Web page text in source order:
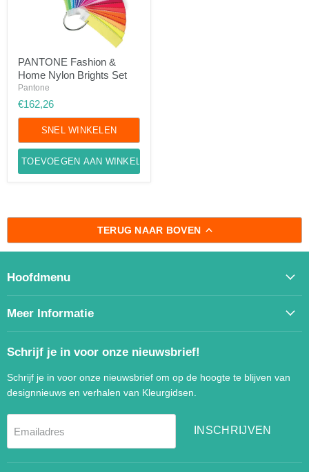
Fashion
&
Home
Brights
Set
PANTONE Fashion &
Home Nylon Brights Set
Pantone
€162,26
SNEL WINKELEN
TOEVOEGEN AAN WINKELWAGEN
TERUG NAAR BOVEN
Hoofdmenu
Meer Informatie
Schrijf je in voor onze nieuwsbrief!
Schrijf je in voor onze nieuwsbrief om op de hoogte te blijven van
designnieuws en verhalen van Kleurgidsen.
Emailadres INSCHRIJVEN